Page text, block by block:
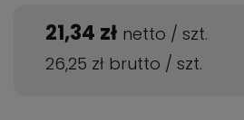
21,34 zł netto / szt.
26,25 zł brutto / szt.